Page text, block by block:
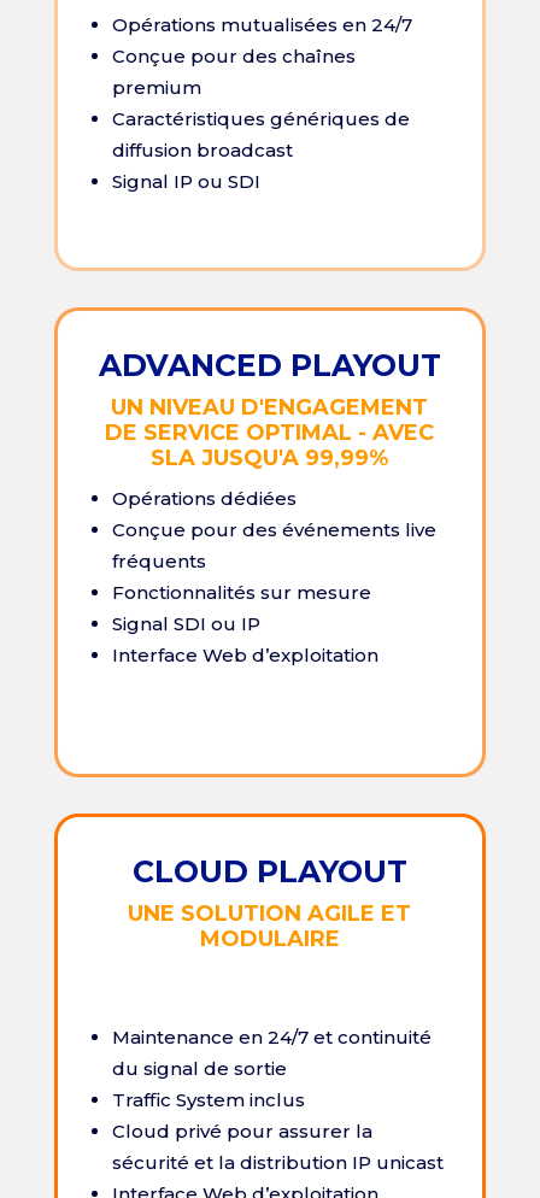
Opérations mutualisées en 24/7
Conçue pour des chaînes
premium
Caractéristiques génériques de
diffusion broadcast
Signal IP ou SDI
ADVANCED PLAYOUT
UN NIVEAU D'ENGAGEMENT
DE SERVICE OPTIMAL - AVEC
SLA JUSQU'A 99,99%
Opérations dédiées
Conçue pour des événements live
fréquents
Fonctionnalités sur mesure
Signal SDI ou IP
Interface Web d’exploitation
CLOUD PLAYOUT
UNE SOLUTION AGILE ET
MODULAIRE
Maintenance en 24/7 et continuité
du signal de sortie
Traffic System inclus
Cloud privé pour assurer la
sécurité et la distribution IP unicast